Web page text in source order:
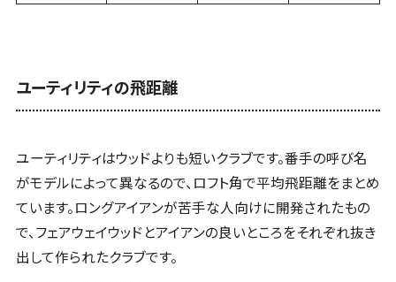
ユーティリティの飛距離
ユーティリティはウッドよりも短いクラブです。番手の呼び名
がモデルによって異なるので、ロフト角で平均飛距離をまとめ
ています。ロングアイアンが苦手な人向けに開発されたもの
で、フェアウェイウッドとアイアンの良いところをそれぞれ抜き
出して作られたクラブです。